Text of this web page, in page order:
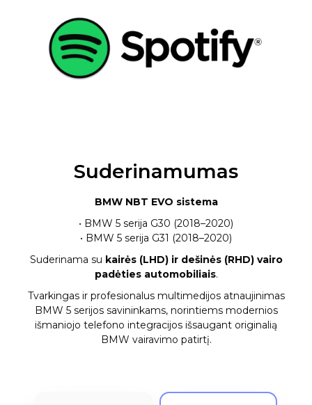
Suderinamumas
BMW NBT EVO sistema
• BMW 5 serija G30 (2018–2020)
• BMW 5 serija G31 (2018–2020)
Suderinama su kairės (LHD) ir dešinės (RHD) vairo
padėties automobiliais.
Tvarkingas ir profesionalus multimedijos atnaujinimas
BMW 5 serijos savininkams, norintiems modernios
išmaniojo telefono integracijos išsaugant originalią
BMW vairavimo patirtį.